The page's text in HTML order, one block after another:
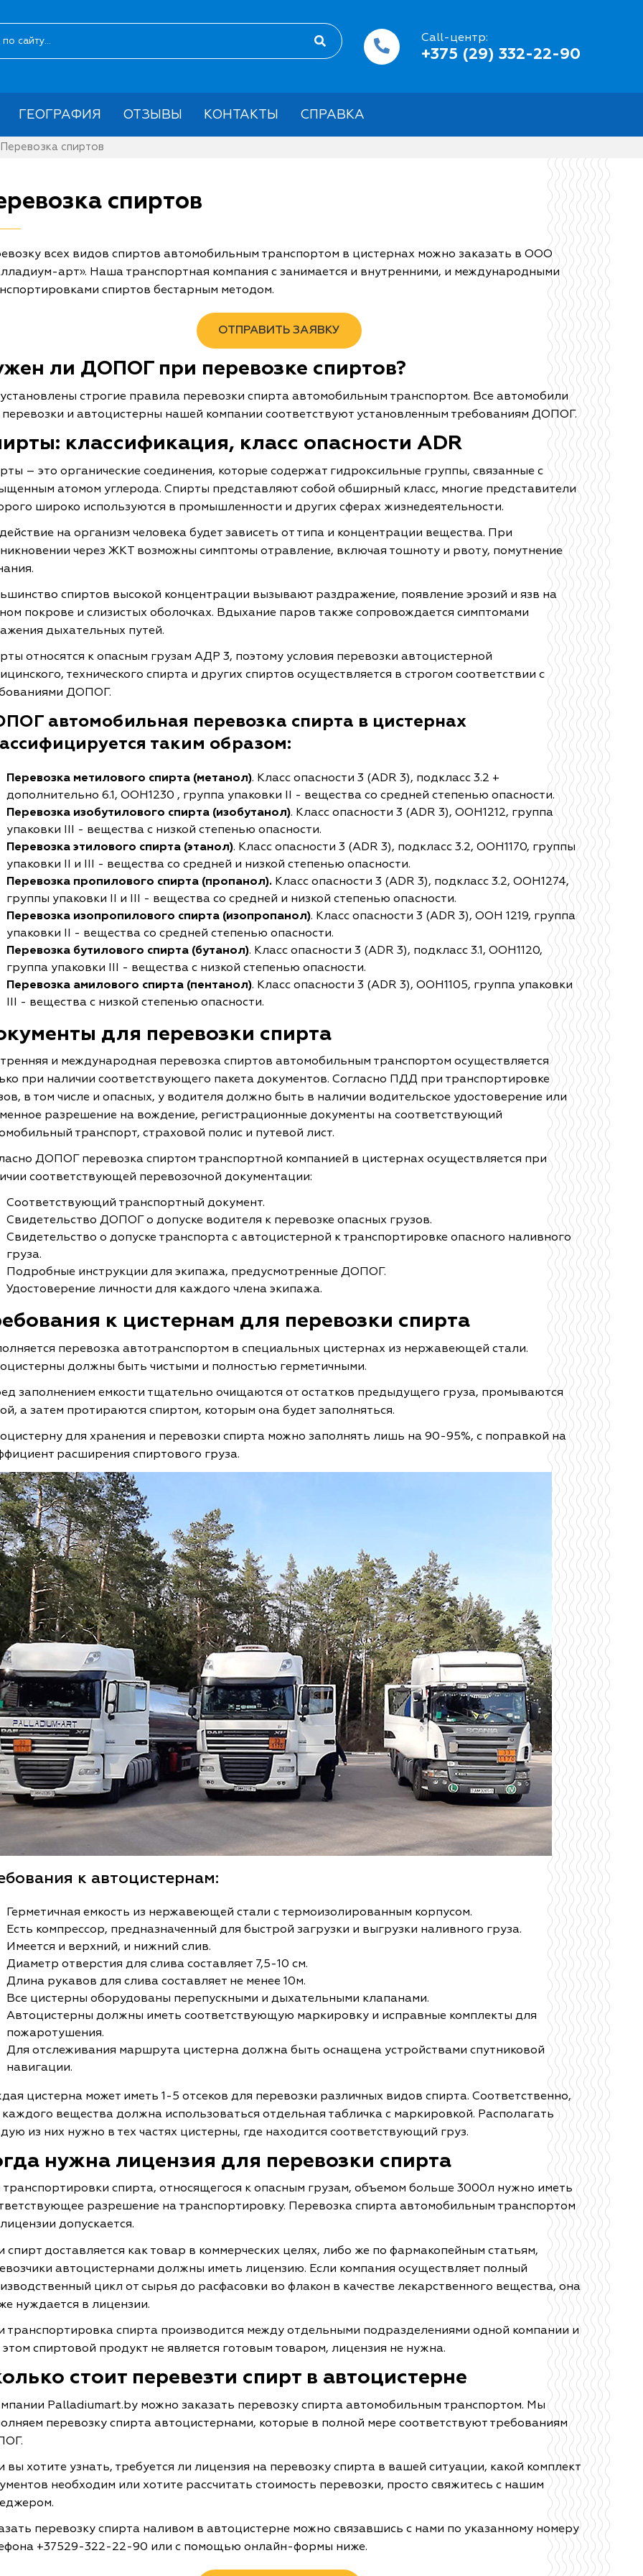
Call-центр:
+375 (29) 332-22-90
ГЕОГРАФИЯ ОТЗЫВЫ КОНТАКТЫ СПРАВКА
спиртов
спиртов
всех видов спиртов автомобильным транспортом в цистернах можно заказать в ООО
арт». Наша транспортная компания с занимается и внутренними, и международными
спиртов бестарным методом.
ОТПРАВИТЬ ЗАЯВКУ
ли ДОПОГ при перевозке спиртов?
строгие правила перевозки спирта автомобильным транспортом. Все автомобили
и автоцистерны нашей компании соответствуют установленным требованиям ДОПОГ.
классификация, класс опасности ADR
– это органические соединения, которые содержат гидроксильные группы, связанные с
атомом углерода. Спирты представляют собой обширный класс, многие представители
широко используются в промышленности и других сферах жизнедеятельности.
на организм человека будет зависеть от типа и концентрации вещества. При
через ЖКТ возможны симптомы отравление, включая тошноту и рвоту, помутнение
спиртов высокой концентрации вызывают раздражение, появление эрозий и язв на
покрове и слизистых оболочках. Вдыхание паров также сопровождается симптомами
дыхательных путей.
относятся к опасным грузам АДР 3, поэтому условия перевозки автоцистерной
технического спирта и других спиртов осуществляется в строгом соответствии с
ДОПОГ.
автомобильная перевозка спирта в цистернах
таким образом:
Перевозка метилового спирта (метанол). Класс опасности 3 (ADR 3), подкласс 3.2 +
дополнительно 6.1, ООН1230 , группа упаковки ІІ - вещества со средней степенью опасности.
Перевозка изобутилового спирта (изобутанол). Класс опасности 3 (ADR 3), ООН1212, группа
упаковки ІІІ - вещества с низкой степенью опасности.
Перевозка этилового спирта (этанол). Класс опасности 3 (ADR 3), подкласс 3.2, ООН1170, группы
упаковки ІІ и III - вещества со средней и низкой степенью опасности.
Перевозка пропилового спирта (пропанол). Класс опасности 3 (ADR 3), подкласс 3.2, ООН1274,
группы упаковки ІI и III - вещества со средней и низкой степенью опасности.
Перевозка изопропилового спирта (изопропанол). Класс опасности 3 (ADR 3), ООН 1219, группа
упаковки ІІ - вещества со средней степенью опасности.
Перевозка бутилового спирта (бутанол). Класс опасности 3 (ADR 3), подкласс 3.1, ООН1120,
группа упаковки ІІІ - вещества с низкой степенью опасности.
Перевозка амилового спирта (пентанол). Класс опасности 3 (ADR 3), ООН1105, группа упаковки
ІІІ - вещества с низкой степенью опасности.
для перевозки спирта
и международная перевозка спиртов автомобильным транспортом осуществляется
при наличии соответствующего пакета документов. Согласно ПДД при транспортировке
в том числе и опасных, у водителя должно быть в наличии водительское удостоверение или
разрешение на вождение, регистрационные документы на соответствующий
транспорт, страховой полис и путевой лист.
ДОПОГ перевозка спиртом транспортной компанией в цистернах осуществляется при
соответствующей перевозочной документации:
Соответствующий транспортный документ.
Свидетельство ДОПОГ о допуске водителя к перевозке опасных грузов.
Свидетельство о допуске транспорта с автоцистерной к транспортировке опасного наливного
груза.
Подробные инструкции для экипажа, предусмотренные ДОПОГ.
Удостоверение личности для каждого члена экипажа.
к цистернам для перевозки спирта
перевозка автотранспортом в специальных цистернах из нержавеющей стали.
должны быть чистыми и полностью герметичными.
заполнением емкости тщательно очищаются от остатков предыдущего груза, промываются
а затем протираются спиртом, которым она будет заполняться.
для хранения и перевозки спирта можно заполнять лишь на 90-95%, с поправкой на
расширения спиртового груза.
к автоцистернам:
Герметичная емкость из нержавеющей стали с термоизолированным корпусом.
Есть компрессор, предназначенный для быстрой загрузки и выгрузки наливного груза.
Имеется и верхний, и нижний слив.
Диаметр отверстия для слива составляет 7,5-10 см.
Длина рукавов для слива составляет не менее 10м.
Все цистерны оборудованы перепускными и дыхательными клапанами.
Автоцистерны должны иметь соответствующую маркировку и исправные комплекты для
пожаротушения.
Для отслеживания маршрута цистерна должна быть оснащена устройствами спутниковой
навигации.
цистерна может иметь 1-5 отсеков для перевозки различных видов спирта. Соответственно,
вещества должна использоваться отдельная табличка с маркировкой. Располагать
из них нужно в тех частях цистерны, где находится соответствующий груз.
нужна лицензия для перевозки спирта
спирта, относящегося к опасным грузам, объемом больше 3000л нужно иметь
разрешение на транспортировку. Перевозка спирта автомобильным транспортом
допускается.
спирт доставляется как товар в коммерческих целях, либо же по фармакопейным статьям,
автоцистернами должны иметь лицензию. Если компания осуществляет полный
цикл от сырья до расфасовки во флакон в качестве лекарственного вещества, она
нуждается в лицензии.
транспортировка спирта производится между отдельными подразделениями одной компании и
спиртовой продукт не является готовым товаром, лицензия не нужна.
стоит перевезти спирт в автоцистерне
Palladiumart.by можно заказать перевозку спирта автомобильным транспортом. Мы
перевозку спирта автоцистернами, которые в полной мере соответствуют требованиям
вы хотите узнать, требуется ли лицензия на перевозку спирта в вашей ситуации, какой комплект
необходим или хотите рассчитать стоимость перевозки, просто свяжитесь с нашим
перевозку спирта наливом в автоцистерне можно связавшись с нами по указанному номеру
+37529-322-22-90 или с помощью онлайн-формы ниже.